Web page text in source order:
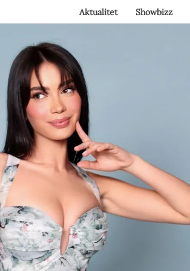
Aktualitet Showbizz